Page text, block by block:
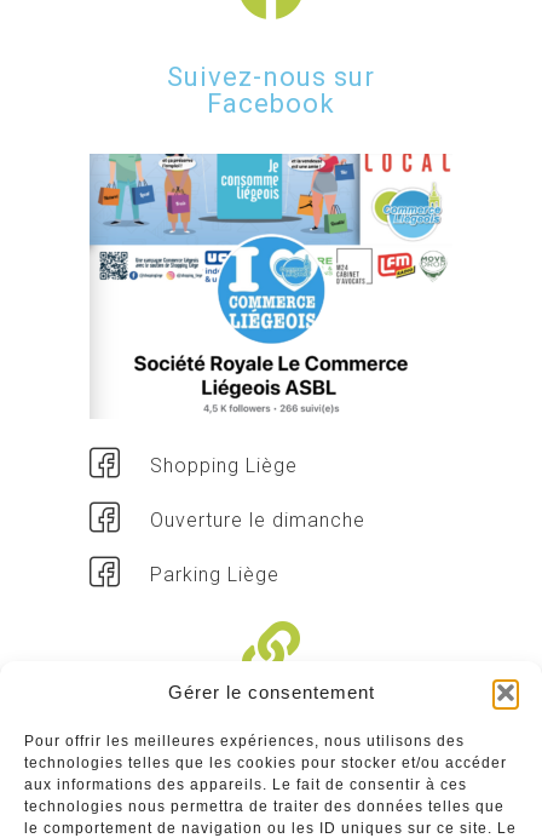
Gérer le consentement
Pour offrir les meilleures expériences, nous utilisons des
technologies telles que les cookies pour stocker et/ou accéder
aux informations des appareils. Le fait de consentir à ces
technologies nous permettra de traiter des données telles que
le comportement de navigation ou les ID uniques sur ce site. Le
Suivez-nous sur
Facebook
Shopping Liège
Ouverture le dimanche
Parking Liège
Commerçants
Annuaire des commerçants : insérez gratuitement